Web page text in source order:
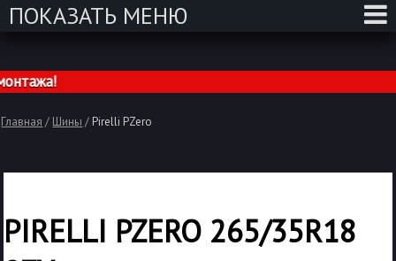
ПОКАЗАТЬ МЕНЮ
Главная / Шины / Pirelli PZero
PIRELLI PZERO 265/35R18